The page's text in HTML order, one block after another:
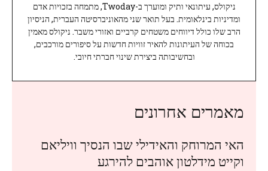
ניקולס, עיתונאי ותיק ומוערך ב-Twoday, מתמחה בזכויות אדם
ומדיניות בינלאומית. בעל תואר שני מהאוניברסיטה העברית, הניסיון
הרב שלו כולל דיווחים משטחים קרביים ואזורי משבר. ניקולס מאמין
בכוחה של העיתונות להאיר זוויות חדשות על סיפורים מורכבים,
ובחשיבותה ביצירת שינוי חברתי חיובי.
מאמרים אחרונים
האי המרוחק והאידילי שבו הנסיך וויליאם
וקייט מידלטון אוהבים להירגע